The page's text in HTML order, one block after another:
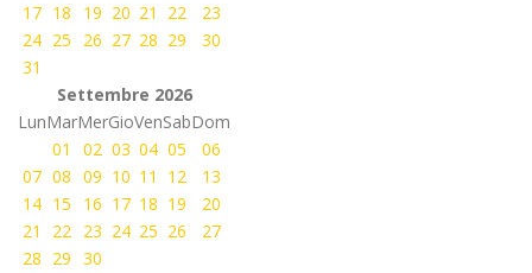
17 18 19 20 21 22
23
24 25 26 27 28 29
30
31
Settembre 2026
LunMarMerGioVenSabDom
01
02 03 04 05
06
07 08 09 10 11 12
13
14 15 16 17 18 19
20
21
22 23 24 25 26
27
28 29 30